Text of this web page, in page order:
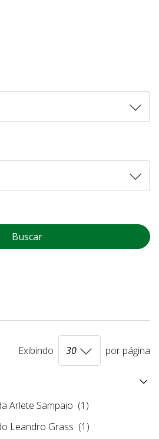
legislativas na CLDF podem
Buscar
Exibindo por página
Arlete Sampaio (1)
Leandro Grass (1)